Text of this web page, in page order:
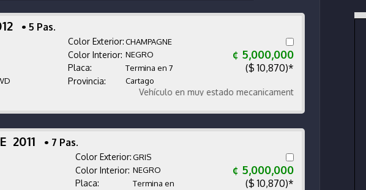
• 5 Pas.
Color Exterior:CHAMPAGNE
¢ 5,000,000
($ 10,870)*
Color Interior: NEGRO
Placa: Termina en 7
Provincia: Cartago
Vehículo en muy estado mecanicamente
2011 • 7 Pas.
Color Exterior:GRIS
¢ 5,000,000
($ 10,870)*
Color Interior: NEGRO
Placa: Termina en